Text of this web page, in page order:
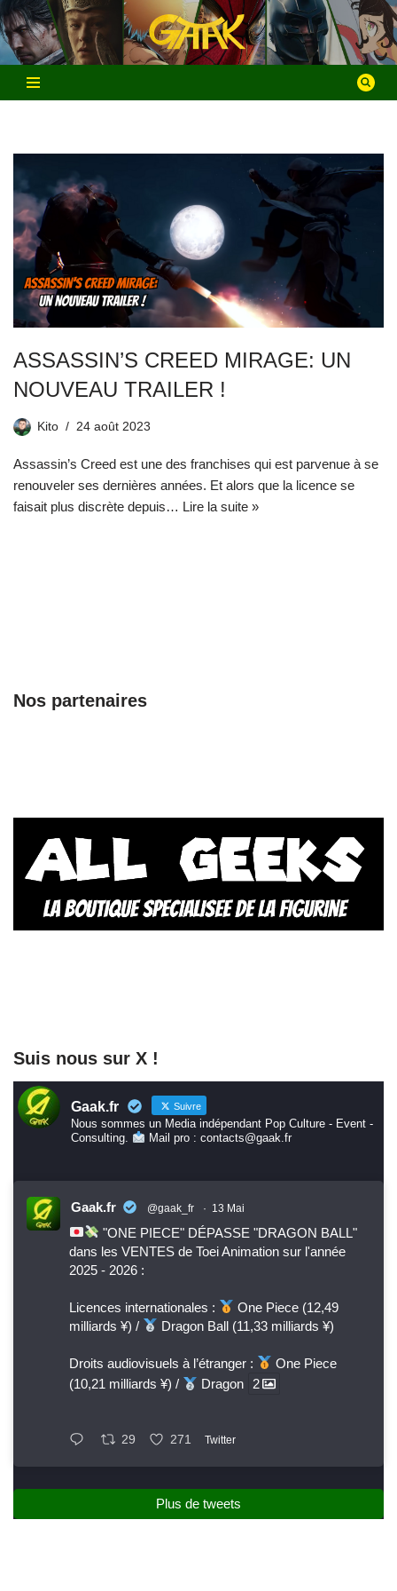
Aller
au
contenu
ASSASSIN’S CREED MIRAGE: UN
NOUVEAU TRAILER !
Kito 24 août 2023
Assassin’s Creed est une des franchises qui est parvenue à se
renouveler ses dernières années. Et alors que la licence se
faisait plus discrète depuis… Lire la suite »
Nos partenaires
Suis nous sur X !
Gaak.fr Suivre
Nous sommes un Media indépendant Pop Culture - Event -
Consulting.
Mail pro : contacts@gaak.fr
Gaak.fr @gaak_fr · 13 Mai
"ONE PIECE" DÉPASSE "DRAGON BALL"
dans les VENTES de Toei Animation sur l'année
2025 - 2026 :
Licences internationales :
One Piece (12,49
milliards ¥) /
Dragon Ball (11,33 milliards ¥)
Droits audiovisuels à l’étranger :
One Piece
(10,21 milliards ¥) /
Dragon 2
29 271 Twitter
Plus de tweets